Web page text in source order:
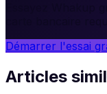
Essayez Whakup
Démarrer l'essai
Articles